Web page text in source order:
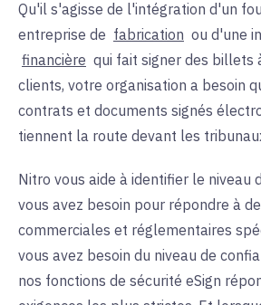
Qu'il s'agisse de l'intégration d'un
entreprise de fabrication ou d'une
financière qui fait signer des billets
clients, votre organisation a besoin
contrats et documents signés
tiennent la route devant les
Nitro vous aide à identifier le niveau
vous avez besoin pour répondre à
commerciales et réglementaires
vous avez besoin du niveau de
nos fonctions de sécurité eSign